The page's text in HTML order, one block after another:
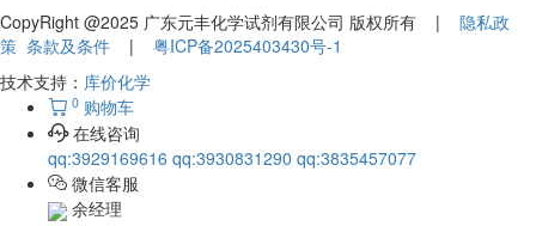
CopyRight @2025 广东元丰化学试剂有限公司 版权所有 | 隐私政
策 条款及条件 | 粤ICP备2025403430号-1
技术支持： 库价化学
0 购物车
在线咨询
qq:3929169616 qq:3930831290 qq:3835457077
微信客服
余经理